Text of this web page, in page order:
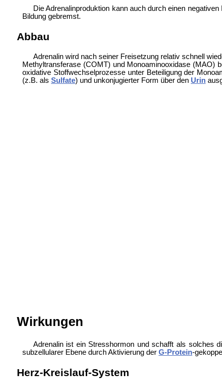
Die Adrenalinproduktion kann auch durch einen
Bildung gebremst.
Abbau
Adrenalin wird nach seiner Freisetzung relativ schnell
Methyltransferase (COMT) und Monoaminooxidase (MAO)
oxidative Stoffwechselprozesse unter Beteiligung der
(z.B. als Sulfate) und unkonjugierter Form über den Urin
Wirkungen
Adrenalin ist ein Stresshormon und schafft als solches
subzellularer Ebene durch Aktivierung der G-Protein-
Herz-Kreislauf-System